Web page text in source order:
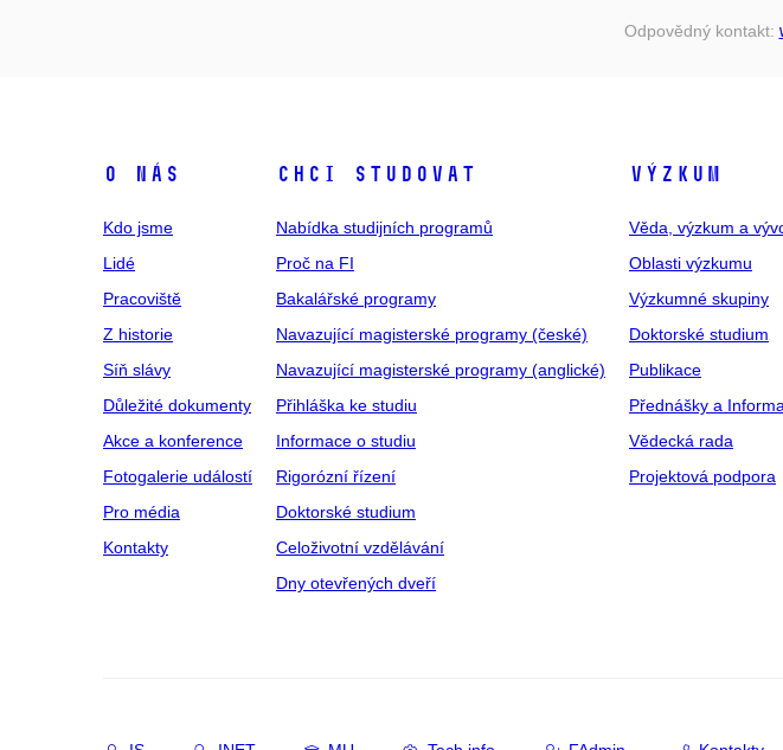
Odpovědný kontakt:
O NÁS
Kdo jsme
Lidé
Pracoviště
Z historie
Síň slávy
Důležité dokumenty
Akce a konference
Fotogalerie událostí
Pro média
Kontakty
CHCI STUDOVAT
Nabídka studijních programů
Proč na FI
Bakalářské programy
Navazující magisterské programy (české)
Navazující magisterské programy (anglické)
Přihláška ke studiu
Informace o studiu
Rigorózní řízení
Doktorské studium
Celoživotní vzdělávání
Dny otevřených dveří
VÝZKUM
Věda, výzkum a
Oblasti výzkumu
Výzkumné skupiny
Doktorské studium
Publikace
Přednášky a
Vědecká rada
Projektová podpora